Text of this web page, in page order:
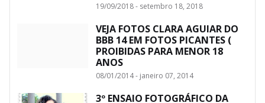
19/09/2018 - setembro 18, 2018
VEJA FOTOS CLARA AGUIAR DO
BBB 14 EM FOTOS PICANTES (
PROIBIDAS PARA MENOR 18
ANOS
08/01/2014 - janeiro 07, 2014
3º ENSAIO FOTOGRÁFICO DA